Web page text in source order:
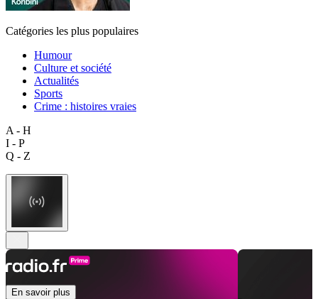
Catégories les plus populaires
Humour
Culture et société
Actualités
Sports
Crime : histoires vraies
A - H
I - P
Q - Z
En savoir plus